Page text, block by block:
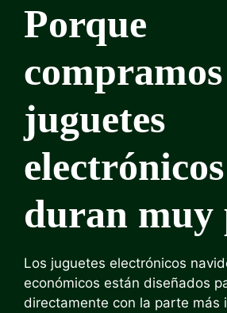
Porque
compramos
juguetes
duran muy
Los juguetes electrónicos
económicos están diseñados
directamente con la parte más